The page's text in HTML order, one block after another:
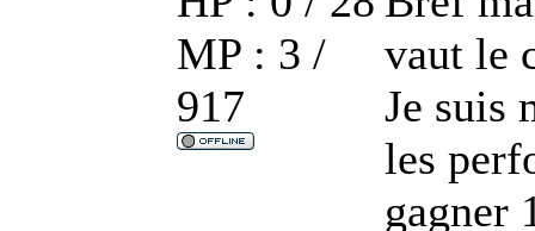
MP : 3 /
917
vaut le
Je suis
les
gagner